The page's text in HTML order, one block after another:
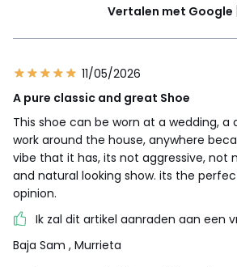
Vertalen met Google
11/05/2026
A pure classic and great Shoe
This shoe can be worn at a wedding, a
work around the house, anywhere
vibe that it has, its not aggressive, not
and natural looking show. its the
opinion.
Ik zal dit artikel aanraden aan een
Baja Sam , Murrieta